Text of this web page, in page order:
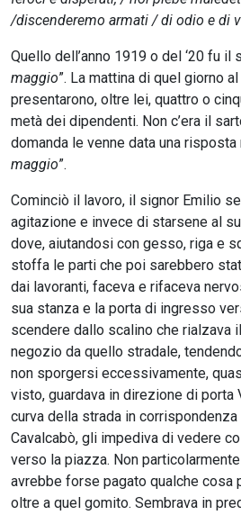
/discenderemo armati / di odio e di
Quello dell’anno 1919 o del ‘20 fu il
maggio”. La mattina di quel giorno
presentarono, oltre lei, quattro o
metà dei dipendenti. Non c’era il
domanda le venne data una
maggio”.
Cominciò il lavoro, il signor Emilio
agitazione e invece di starsene al
dove, aiutandosi con gesso, riga e
stoffa le parti che poi sarebbero
dai lavoranti, faceva e rifaceva
sua stanza e la porta di ingresso
scendere dallo scalino che rialzava
negozio da quello stradale,
non sporgersi eccessivamente,
visto, guardava in direzione di porta
curva della strada in
Cavalcabò, gli impediva di vedere
verso la piazza. Non
avrebbe forse pagato qualche cosa
oltre a quel gomito. Sembrava in